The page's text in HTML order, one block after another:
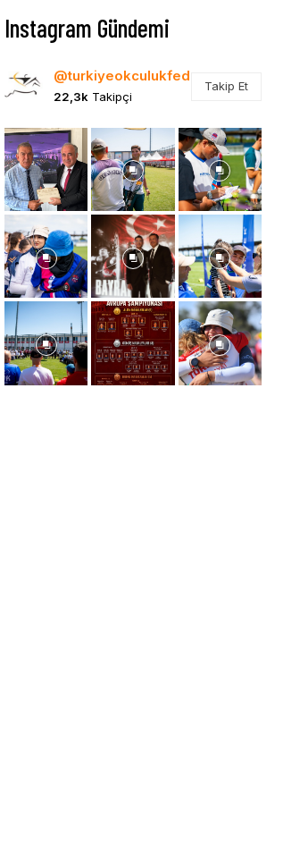
Instagram Gündemi
@turkiyeokculukfed
22,3k Takipçi
Takip Et